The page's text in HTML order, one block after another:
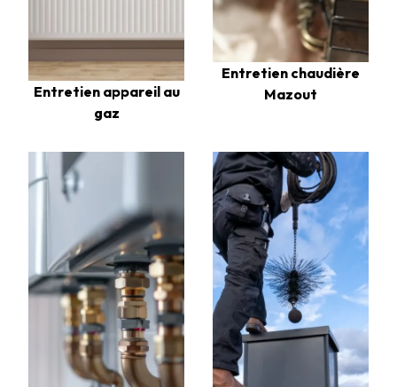
Entretien appareil au
gaz
Entretien chaudière
Mazout